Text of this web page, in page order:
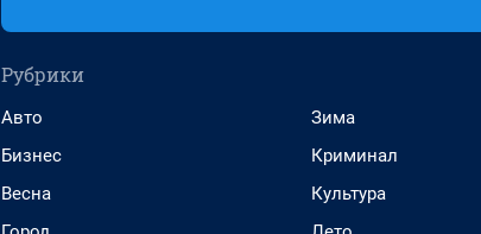
Рубрики
Авто
Бизнес
Весна
Зима
Криминал
Культура